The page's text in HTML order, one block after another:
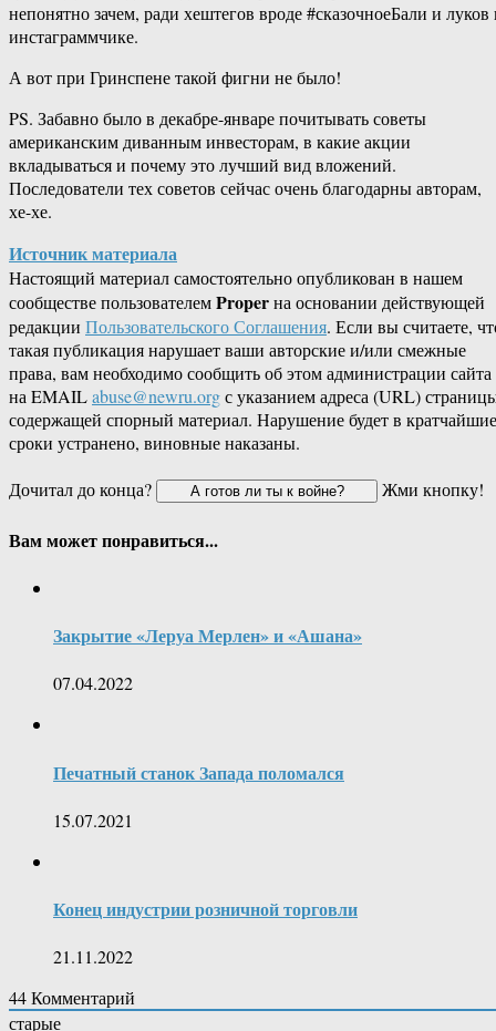
непонятно зачем, ради хештегов вроде #сказочноеБали и луков
инстаграммчике.
А вот при Гринспене такой фигни не было!
PS. Забавно было в декабре-январе почитывать советы
американским диванным инвесторам, в какие акции
вкладываться и почему это лучший вид вложений.
Последователи тех советов сейчас очень благодарны авторам,
хе-хе.
Источник материала
Настоящий материал самостоятельно опубликован в нашем
сообществе пользователемProperна основании действующей
редакции Пользовательского Соглашения. Если вы считаете,
такая публикация нарушает ваши авторские и/или смежные
права, вам необходимо сообщить об этом администрации сайта
на EMAILabuse@newru.orgс указанием адреса (URL)
содержащей спорный материал. Нарушение будет в кратчайшие
сроки устранено, виновные наказаны.
Дочитал до конца?
Жми кнопку!
Вам может понравиться...
Закрытие «Леруа Мерлен» и «Ашана»
07.04.2022
Печатный станок Запада поломался
15.07.2021
Конец индустрии розничной торговли
21.11.2022
44Комментарий
старые